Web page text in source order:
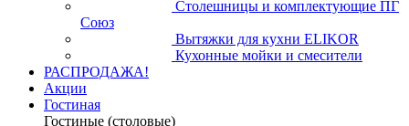
Столешницы и комплектующие ПГ
Союз
Вытяжки для кухни ELIKOR
Кухонные мойки и смесители
РАСПРОДАЖА!
Акции
Гостиная
Гостиные (столовые)